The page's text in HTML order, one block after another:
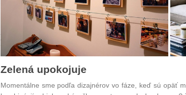
Zelená upokojuje
Momentálne sme podľa dizajnérov vo fáze, keď sú opäť